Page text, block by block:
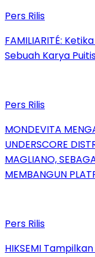
Pers Rilis
FAMILIARITÉ:
Sebuah Karya
Pers Rilis
MONDEVITA
UNDERSCORE
MAGLIANO,
MEMBANGUN
Pers Rilis
HIKSEMI